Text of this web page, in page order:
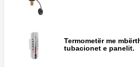
Termometër me
tubacionet e panelit.